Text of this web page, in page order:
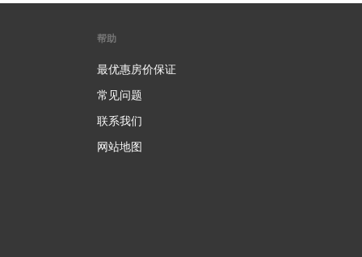
帮助
最优惠房价保证
常见问题
联系我们
网站地图